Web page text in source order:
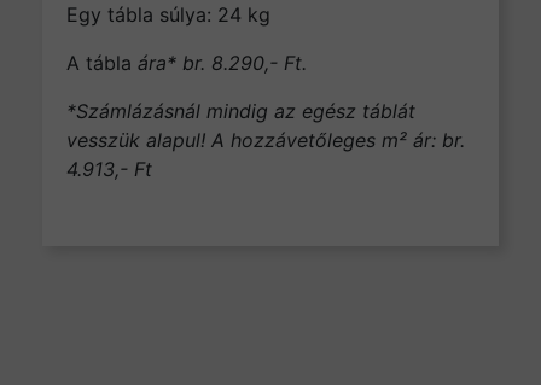
Egy tábla súlya: 24 kg
A tábla ára* br. 8.290,- Ft.
*Számlázásnál mindig az egész táblát
vesszük alapul! A hozzávetőleges m² ár: br.
4.913,- Ft